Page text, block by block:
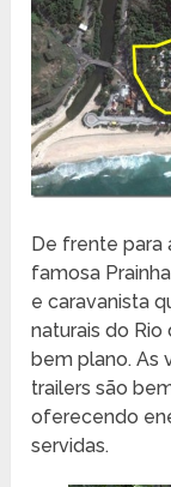
De frente para
famosa
e caravanista
naturais do Rio
bem plano. As
trailers são
oferecendo
servidas.